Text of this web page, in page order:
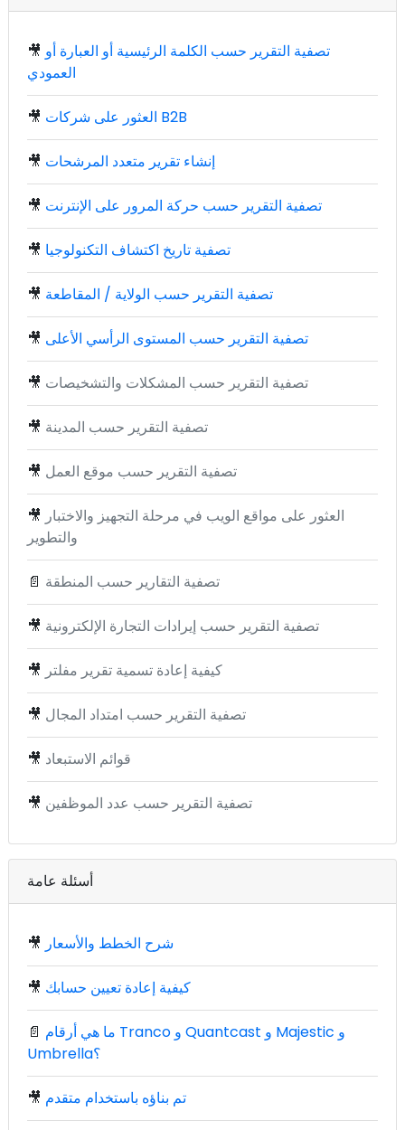
🎥 تصفية التقرير حسب الكلمة الرئيسية أو العبارة أو
العمودي
🎥 العثور على شركات B2B
🎥 إنشاء تقرير متعدد المرشحات
🎥 تصفية التقرير حسب حركة المرور على الإنترنت
🎥 تصفية تاريخ اكتشاف التكنولوجيا
🎥 تصفية التقرير حسب الولاية / المقاطعة
🎥 تصفية التقرير حسب المستوى الرأسي الأعلى
🎥 تصفية التقرير حسب المشكلات والتشخيصات
🎥 تصفية التقرير حسب المدينة
🎥 تصفية التقرير حسب موقع العمل
🎥 العثور على مواقع الويب في مرحلة التجهيز والاختبار
والتطوير
📄 تصفية التقارير حسب المنطقة
🎥 تصفية التقرير حسب إيرادات التجارة الإلكترونية
🎥 كيفية إعادة تسمية تقرير مفلتر
🎥 تصفية التقرير حسب امتداد المجال
🎥 قوائم الاستبعاد
🎥 تصفية التقرير حسب عدد الموظفين
أسئلة عامة
🎥 شرح الخطط والأسعار
🎥 كيفية إعادة تعيين حسابك
📄 ما هي أرقام Tranco و Quantcast و Majestic و
Umbrella؟
🎥 تم بناؤه باستخدام متقدم